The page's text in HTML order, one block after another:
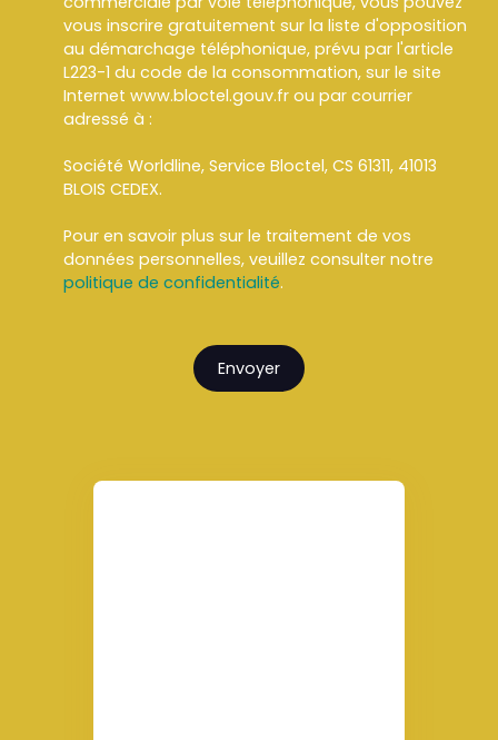
vous inscrire gratuitement sur la liste d'opposition
au démarchage téléphonique, prévu par l'article
L223-1 du code de la consommation, sur le site
Internet www.bloctel.gouv.fr ou par courrier
adressé à :
Société Worldline, Service Bloctel, CS 61311, 41013
BLOIS CEDEX.
Pour en savoir plus sur le traitement de vos
données personnelles, veuillez consulter notre
politique de confidentialité.
Envoyer